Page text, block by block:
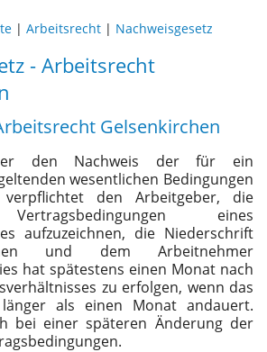
| Arbeitsrecht | Nachweisgesetz
- Arbeitsrecht
Gelsenkirchen
den Nachweis der für ein
wesentlichen Bedingungen
verpflichtet den Arbeitgeber, die
eines
aufzuzeichnen, die Niederschrift
und dem Arbeitnehmer
hat spätestens einen Monat nach
zu erfolgen, wenn das
als einen Monat andauert.
bei einer späteren Änderung der